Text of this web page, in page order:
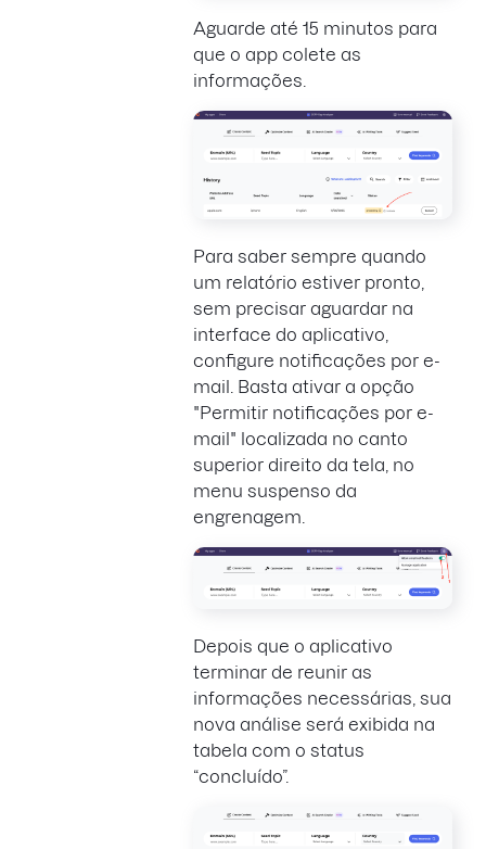
Aguarde até 15 minutos para
que o app colete as
informações.
Para saber sempre quando
um relatório estiver pronto,
sem precisar aguardar na
interface do aplicativo,
configure notificações por e-
mail. Basta ativar a opção
"Permitir notificações por e-
mail" localizada no canto
superior direito da tela, no
menu suspenso da
engrenagem.
Depois que o aplicativo
terminar de reunir as
informações necessárias, sua
nova análise será exibida na
tabela com o status
“concluído”.